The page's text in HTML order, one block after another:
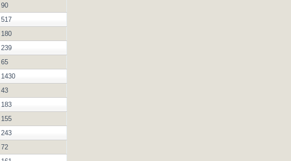
90
517
180
239
65
1430
43
183
155
243
72